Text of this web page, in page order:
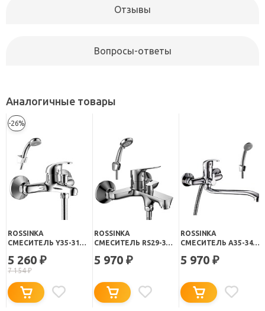
Отзывы
Вопросы-ответы
Аналогичные товары
-26%
ROSSINKA
СМЕСИТЕЛЬ Y35-31
ДУШЕМ
5 260 ₽
7 154₽
ROSSINKA
СМЕСИТЕЛЬ RS29-31
ДУШЕМ
5 970 ₽
ROSSINKA
СМЕСИТЕЛЬ A35-34
5 970 ₽